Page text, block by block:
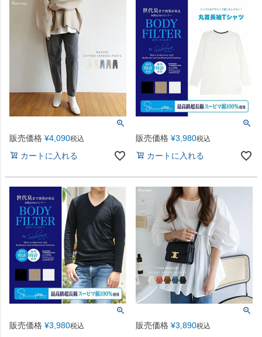
販売価格 ¥4,090税込
カートに入れる
販売価格 ¥3,980税込
カートに入れる
販売価格 ¥3,980税込 販売価格 ¥3,890税込